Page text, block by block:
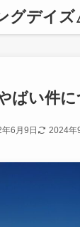
グデイ
ばい件
6月9日 2024年